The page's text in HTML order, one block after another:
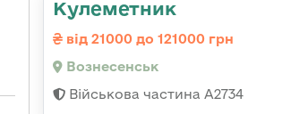
Кулеметник
від 21000 до 121000 грн
Вознесенськ
Військова частина А2734